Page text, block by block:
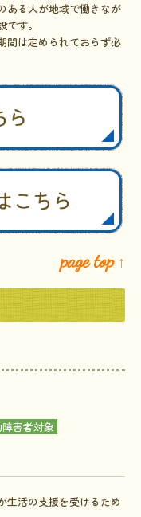
ある人が地域で働きなが
す。
間は定められておらず必
page top↑
害者対象
生活の支援を受けるため